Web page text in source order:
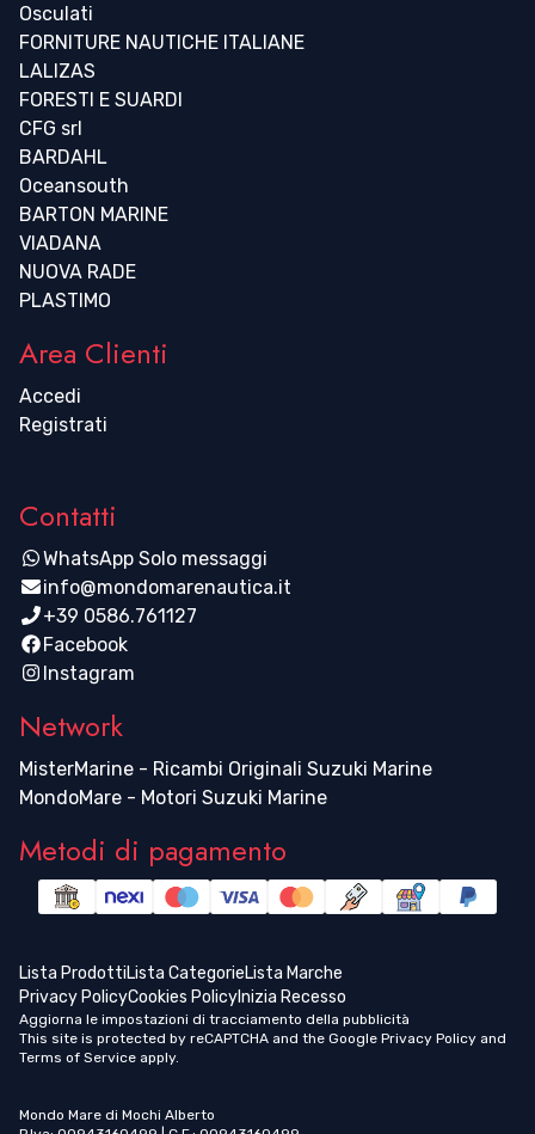
Osculati
FORNITURE NAUTICHE ITALIANE
LALIZAS
FORESTI E SUARDI
CFG srl
BARDAHL
Oceansouth
BARTON MARINE
VIADANA
NUOVA RADE
PLASTIMO
Area Clienti
Accedi
Registrati
Contatti
WhatsApp Solo messaggi
info@mondomarenautica.it
+39 0586.761127
Facebook
Instagram
Network
MisterMarine - Ricambi Originali Suzuki Marine
MondoMare - Motori Suzuki Marine
Metodi di pagamento
Lista ProdottiLista CategorieLista Marche
Privacy PolicyCookies PolicyInizia Recesso
Aggiorna le impostazioni di tracciamento della pubblicità
This site is protected by reCAPTCHA and the Google Privacy Policy and
Terms of Service apply.
Mondo Mare di Mochi Alberto